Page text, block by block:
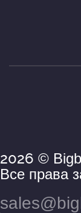
2026 ©
Все права